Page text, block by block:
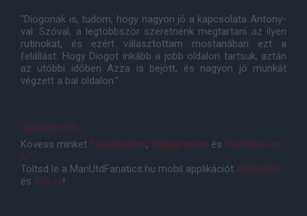
"Diogonak is, tudom, hogy nagyon jó a kapcsolata Antony-
val. Szóval, a legtöbbször szeretnénk megtartani az ilyen
rutinokat, és ezért választottam mostanában ezt a
felállást. Hogy Diogot inkább a jobb oldalon tartsuk, aztán
az utóbbi időben Azza is bejött, és nagyon jó munkát
végzett a bal oldalon."
manutd.com
Kövess minket Facebookon, Instagramon és YouTube-on
is!
Töltsd le a ManUtdFanatics.hu mobil applikációt Androidra
és iOS-re!